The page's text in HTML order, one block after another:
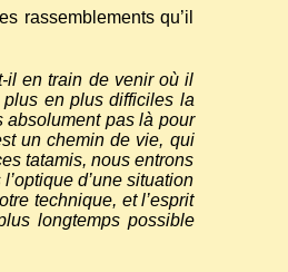
rassemblements qu’il
il en train de venir où il
en plus difficiles la
absolument pas là pour
un chemin de vie, qui
tatamis, nous entrons
d’une situation
technique, et l’esprit
longtemps possible